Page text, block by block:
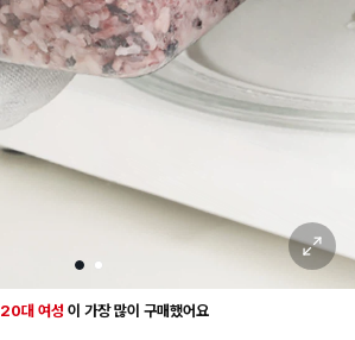
1 2
확대 보기
최근 한달66명이구매했어요
20대 여성 이 가장 많이 구매했어요